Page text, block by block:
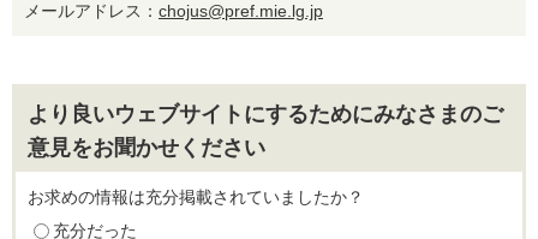
メールアドレス： chojus@pref.mie.lg.jp
より良いウェブサイトにするためにみなさまのご
意見をお聞かせください
お求めの情報は充分掲載されていましたか？
充分だった